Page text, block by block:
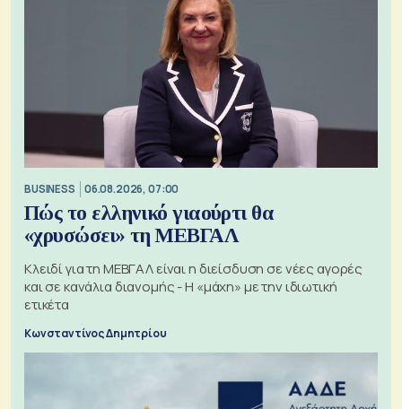
BUSINESS 06.08.2026, 07:00
Πώς το ελληνικό γιαούρτι θα
«χρυσώσει» τη ΜΕΒΓΑΛ
Κλειδί για τη ΜΕΒΓΑΛ είναι η διείσδυση σε νέες αγορές
και σε κανάλια διανομής - Η «μάχη» με την ιδιωτική
ετικέτα
Κωνσταντίνος Δημητρίου